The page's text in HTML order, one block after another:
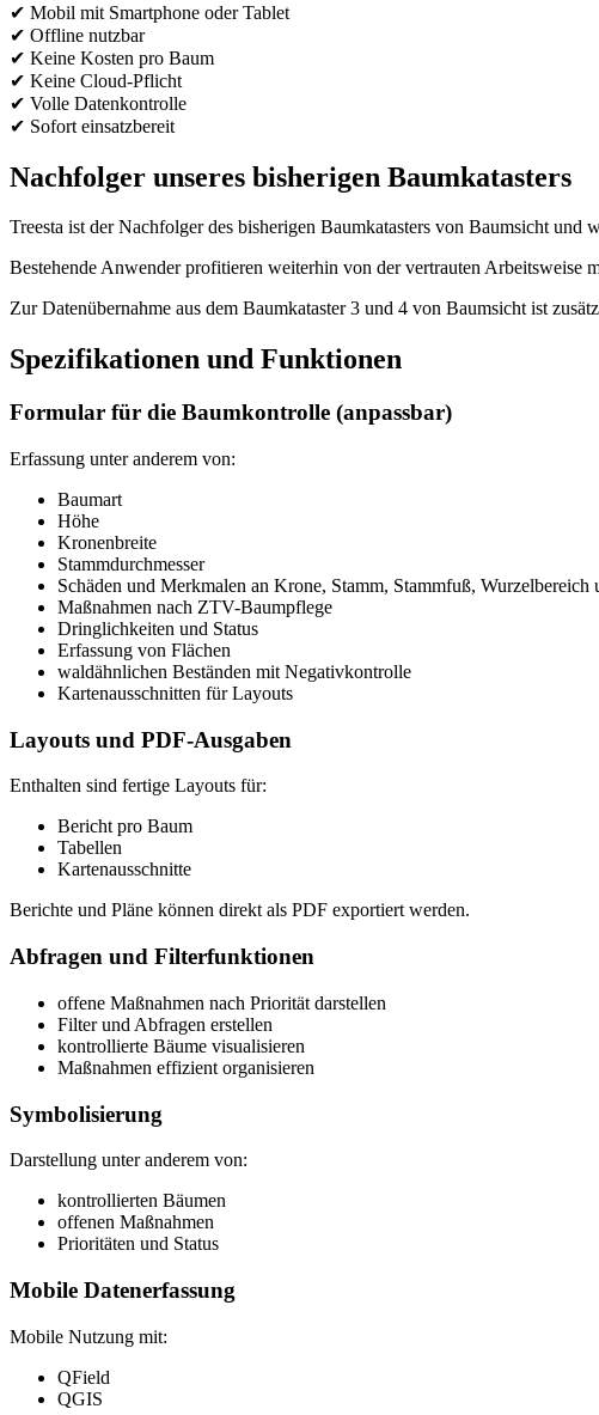
✔ Mobil mit Smartphone oder Tablet
✔ Offline nutzbar
✔ Keine Kosten pro Baum
✔ Keine Cloud-Pflicht
✔ Volle Datenkontrolle
✔ Sofort einsatzbereit
Nachfolger unseres bisherigen Baumkatasters
Treesta ist der Nachfolger des bisherigen Baumkatasters von Baumsicht und
Bestehende Anwender profitieren weiterhin von der vertrauten Arbeitsweise
Zur Datenübernahme aus dem Baumkataster 3 und 4 von Baumsicht ist
Spezifikationen und Funktionen
Formular für die Baumkontrolle (anpassbar)
Erfassung unter anderem von:
Baumart
Höhe
Kronenbreite
Stammdurchmesser
Schäden und Merkmalen an Krone, Stamm, Stammfuß,
Maßnahmen nach ZTV-Baumpflege
Dringlichkeiten und Status
Erfassung von Flächen
waldähnlichen Beständen mit Negativkontrolle
Kartenausschnitten für Layouts
Layouts und PDF-Ausgaben
Enthalten sind fertige Layouts für:
Bericht pro Baum
Tabellen
Kartenausschnitte
Berichte und Pläne können direkt als PDF exportiert werden.
Abfragen und Filterfunktionen
offene Maßnahmen nach Priorität darstellen
Filter und Abfragen erstellen
kontrollierte Bäume visualisieren
Maßnahmen effizient organisieren
Symbolisierung
Darstellung unter anderem von:
kontrollierten Bäumen
offenen Maßnahmen
Prioritäten und Status
Mobile Datenerfassung
Mobile Nutzung mit:
QField
QGIS